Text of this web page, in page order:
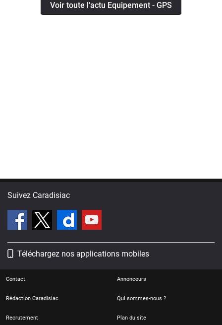
Voir toute l'actu Equipement - GPS
Suivez Caradisiac
Téléchargez nos applications mobiles
Contact Annonceurs
Rédaction Caradisiac Qui sommes-nous ?
Recrutement Plan du site